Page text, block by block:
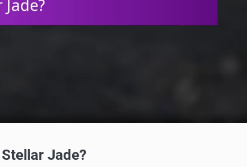
Jade?